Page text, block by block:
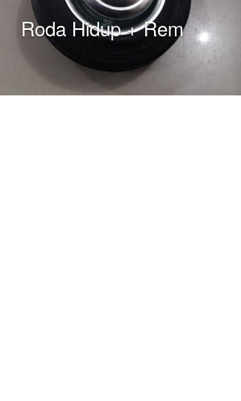
Roda Hidup + Rem